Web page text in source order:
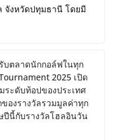
จังหวัดปทุมธานี โดยมี
บตลาดนักกอล์ฟในทุก
2025 เปิด
ะดับท้อปของประเทศ
องรางวัลรวมมูลค่าทุก
ปีนี้กับรางวัลโฮลอินวัน